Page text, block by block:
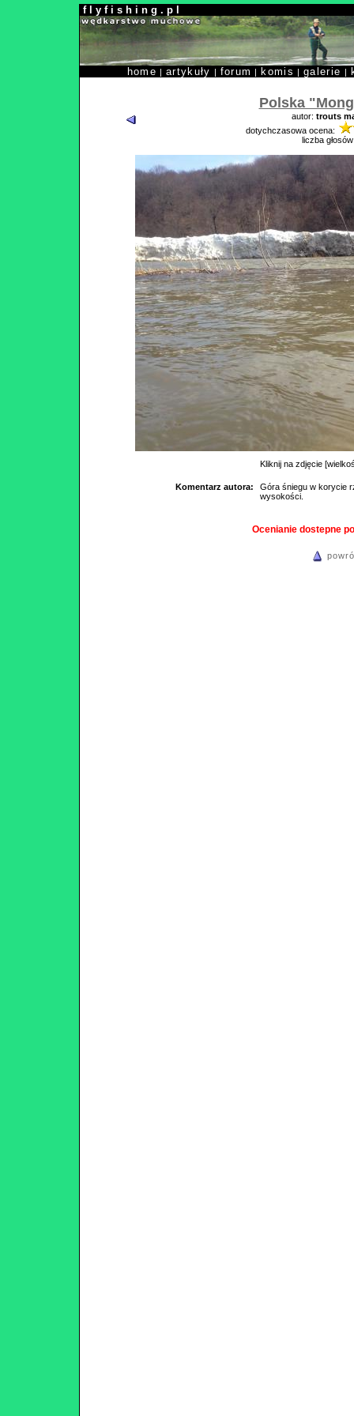
f l y f i s h i n g . p l
home |artykuły | forum | komis |galerie |
Polska
autor: trouts
dotychczasowa ocena:
liczba
Kliknij na zdjęcie
Komentarz autora:
Góra śniegu w korycie
wysokości.
Ocenianie dostepne